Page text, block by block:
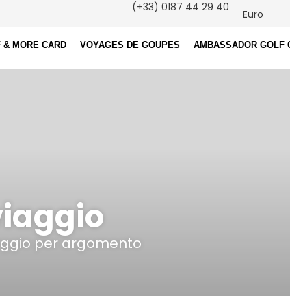
& MORE CARD VOYAGES DE GOUPES AMBASSADOR GOLF
(+33) 0187 44 29 40
Euro
per argomento